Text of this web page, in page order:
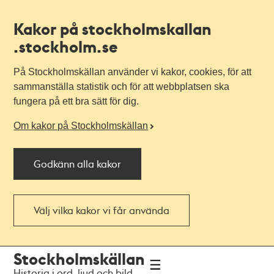
Kakor på stockholmskallan
.stockholm.se
På Stockholmskällan använder vi kakor, cookies, för att
sammanställa statistik och för att webbplatsen ska
fungera på ett bra sätt för dig.
Om kakor på Stockholmskällan
Godkänn alla kakor
Välj vilka kakor vi får använda
navigationen
huvudinnehållet
Stockholmskällan